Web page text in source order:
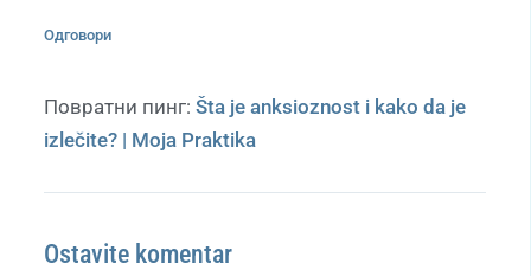
Одговори
Повратни пинг: Šta je anksioznost i kako da je
izlečite? | Moja Praktika
Ostavite komentar